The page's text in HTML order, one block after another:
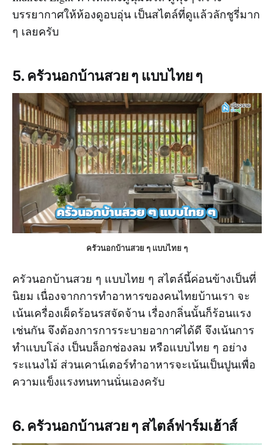
บรรยากาศให้ห้องดูอบอุ่น เป็นสไตล์ที่ดูแล้วลักชูรี่มาก
ๆ เลยครับ
5. ครัวนอกบ้านสวย ๆ แบบไทย ๆ
ครัวนอกบ้านสวย ๆ แบบไทย ๆ
ครัวนอกบ้านสวย ๆ แบบไทย ๆ สไตล์นี้ค่อนข้างเป็นที่
นิยม เนื่องจากการทำอาหารของคนไทยบ้านเรา จะ
เน้นเครื่องเผ็ดร้อนรสจัดจ้าน เรื่องกลิ่นนั้นก็ร้อนแรง
เช่นกัน จึงต้องการการระบายอากาศได้ดี จึงเน้นการ
ทำแบบโล่ง เป็นบล็อกช่องลม หรือแบบไทย ๆ อย่าง
ระแนงไม้ ส่วนเคาน์เตอร์ทำอาหารจะเน้นเป็นปูนเพื่อ
ความแข็งแรงทนทานนั่นเองครับ
6. ครัวนอกบ้านสวย ๆ สไตล์ฟาร์มเฮ้าส์